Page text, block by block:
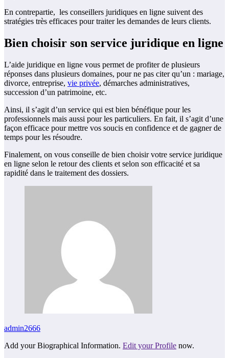
En contrepartie, les conseillers juridiques en ligne suivent des
stratégies très efficaces pour traiter les demandes de leurs clients.
Bien choisir son service juridique en ligne
L’aide juridique en ligne vous permet de profiter de plusieurs
réponses dans plusieurs domaines, pour ne pas citer qu’un : mariage,
divorce, entreprise, vie privée, démarches administratives,
succession d’un patrimoine, etc.
Ainsi, il s’agit d’un service qui est bien bénéfique pour les
professionnels mais aussi pour les particuliers. En fait, il s’agit d’une
façon efficace pour mettre vos soucis en confidence et de gagner de
temps pour les résoudre.
Finalement, on vous conseille de bien choisir votre service juridique
en ligne selon le retour des clients et selon son efficacité et sa
rapidité dans le traitement des dossiers.
admin2666
Add your Biographical Information. Edit your Profile now.